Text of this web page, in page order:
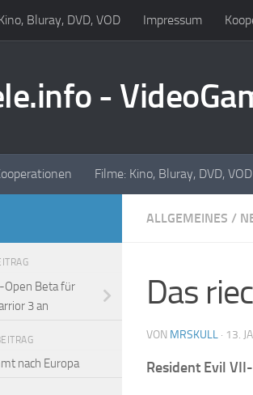
Bluray, DVD, VOD Impressum
-
Filme: Kino, Bluray, DVD, VOD
ALLGEMEINES /
Das
VON MRSKULL · 13.
Resident Evil
Open Beta für
3 an
nach Europa